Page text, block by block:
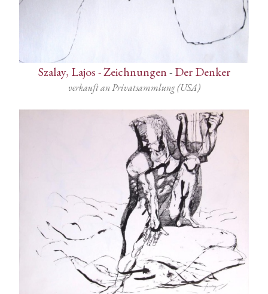
Szalay, Lajos - Zeichnungen-Der Denker
verkauft an Privatsammlung (USA)